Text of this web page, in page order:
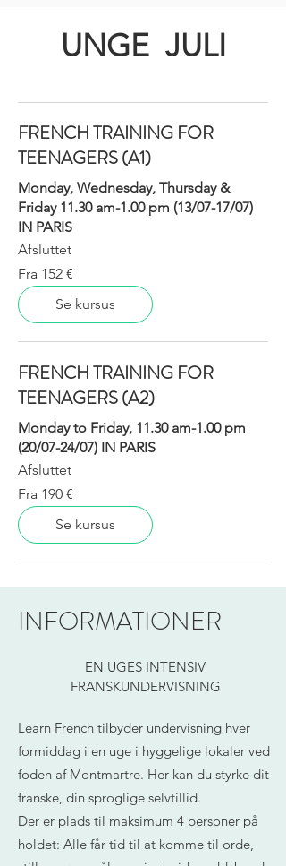
UNGE JULI
FRENCH TRAINING FOR
TEENAGERS (A1)
Monday, Wednesday, Thursday &
Friday 11.30 am-1.00 pm (13/07-17/07)
IN PARIS
Afsluttet
152
euro
Fra 152 €
Se kursus
FRENCH TRAINING FOR
TEENAGERS (A2)
Monday to Friday, 11.30 am-1.00 pm
(20/07-24/07) IN PARIS
Afsluttet
190
euro
Fra 190 €
Se kursus
INFORMATIONER
EN UGES INTENSIV
FRANSKUNDERVISNING
Learn French tilbyder undervisning hver
formiddag i en uge i hyggelige lokaler ved
foden af Montmartre. Her kan du styrke dit
franske, din sproglige selvtillid.
Der er plads til maksimum 4 personer på
holdet: Alle får tid til at komme til orde,